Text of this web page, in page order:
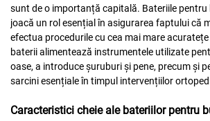
sunt de o importanță capitală. Bateriile pentru
joacă un rol esențial în asigurarea faptului că
efectua procedurile cu cea mai mare
baterii alimentează instrumentele utilizate
oase, a introduce șuruburi și pene, precum și
sarcini esențiale în timpul intervențiilor
Caracteristici cheie ale bateriilor pentru